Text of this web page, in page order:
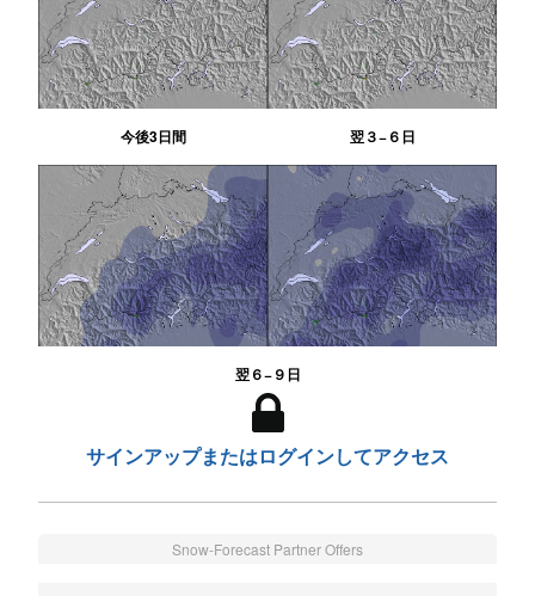
今後3日間 翌３−６日
翌６−９日
サインアップまたはログインしてアクセス
Snow-Forecast Partner Offers